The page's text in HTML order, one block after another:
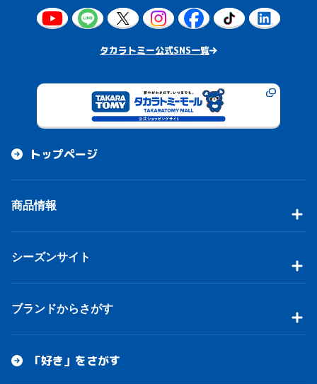
タカラトミー公式SNS一覧
トップページ
商品情報
シーズンサイト
ブランドからさがす
「好き」をさがす